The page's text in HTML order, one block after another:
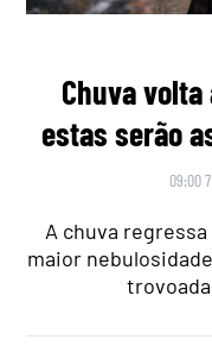
Chuva
estas serão
09:00
A chuva
maior